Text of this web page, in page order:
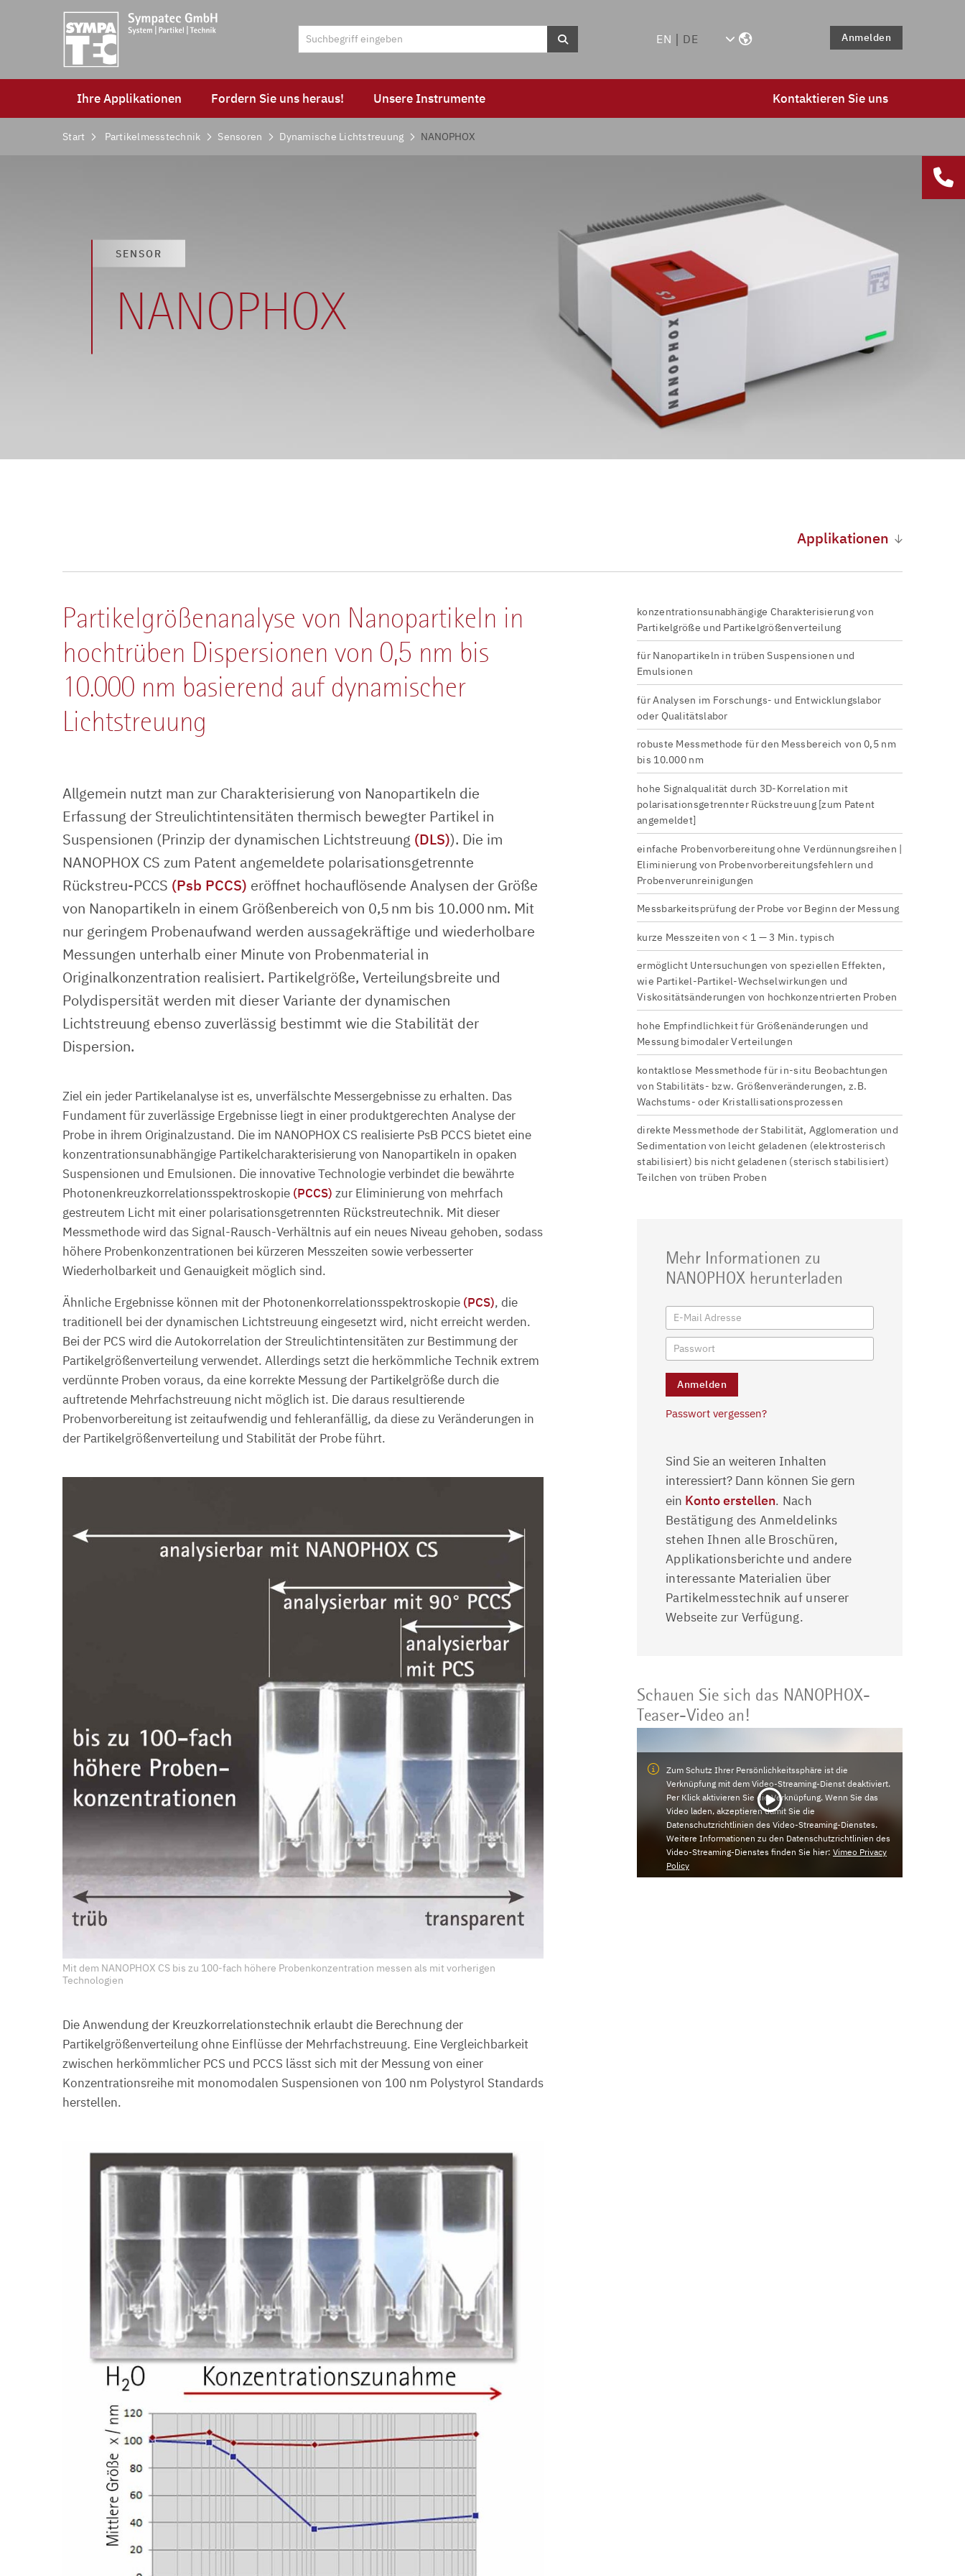
EN DE Anmelden
Ihre Applikationen Fordern Sie uns heraus! Unsere Instrumente Kontaktieren Sie uns
Start Partikelmesstechnik Sensoren Dynamische Lichtstreuung NANOPHOX
SENSOR
NANOPHOX
Applikationen
Partikelgrößenanalyse von Nanopartikeln in
hochtrüben Dispersionen von 0,5 nm bis
10.000 nm basierend auf dynamischer
Lichtstreuung
Allgemein nutzt man zur Charakterisierung von Nanopartikeln die
Erfassung der Streulichtintensitäten thermisch bewegter Partikel in
Suspensionen (Prinzip der dynamischen Lichtstreuung (DLS)). Die im
NANOPHOX CS zum Patent angemeldete polarisationsgetrennte
Rückstreu-PCCS (Psb PCCS) eröffnet hochauflösende Analysen der Größe
von Nanopartikeln in einem Größenbereich von 0,5 nm bis 10.000 nm. Mit
nur geringem Probenaufwand werden aussagekräftige und wiederholbare
Messungen unterhalb einer Minute von Probenmaterial in
Originalkonzentration realisiert. Partikelgröße, Verteilungsbreite und
Polydispersität werden mit dieser Variante der dynamischen
Lichtstreuung ebenso zuverlässig bestimmt wie die Stabilität der
Dispersion.
Ziel ein jeder Partikelanalyse ist es, unverfälschte Messergebnisse zu erhalten. Das
Fundament für zuverlässige Ergebnisse liegt in einer produktgerechten Analyse der
Probe in ihrem Originalzustand. Die im NANOPHOX CS realisierte PsB PCCS bietet eine
konzentrationsunabhängige Partikelcharakterisierung von Nanopartikeln in opaken
Suspensionen und Emulsionen. Die innovative Technologie verbindet die bewährte
Photonenkreuzkorrelationsspektroskopie (PCCS) zur Eliminierung von mehrfach
gestreutem Licht mit einer polarisationsgetrennten Rückstreutechnik. Mit dieser
Messmethode wird das Signal-Rausch-Verhältnis auf ein neues Niveau gehoben, sodass
höhere Probenkonzentrationen bei kürzeren Messzeiten sowie verbesserter
Wiederholbarkeit und Genauigkeit möglich sind.
Ähnliche Ergebnisse können mit der Photonenkorrelationsspektroskopie (PCS), die
traditionell bei der dynamischen Lichtstreuung eingesetzt wird, nicht erreicht werden.
Bei der PCS wird die Autokorrelation der Streulichtintensitäten zur Bestimmung der
Partikelgrößenverteilung verwendet. Allerdings setzt die herkömmliche Technik extrem
verdünnte Proben voraus, da eine korrekte Messung der Partikelgröße durch die
auftretende Mehrfachstreuung nicht möglich ist. Die daraus resultierende
Probenvorbereitung ist zeitaufwendig und fehleranfällig, da diese zu Veränderungen in
der Partikelgrößenverteilung und Stabilität der Probe führt.
Mit dem NANOPHOX CS bis zu 100-fach höhere Probenkonzentration messen als mit vorherigen
Technologien
Die Anwendung der Kreuzkorrelationstechnik erlaubt die Berechnung der
Partikelgrößenverteilung ohne Einflüsse der Mehrfachstreuung. Eine Vergleichbarkeit
zwischen herkömmlicher PCS und PCCS lässt sich mit der Messung von einer
Konzentrationsreihe mit monomodalen Suspensionen von 100 nm Polystyrol Standards
herstellen.
konzentrationsunabhängige Charakterisierung von
Partikelgröße und Partikelgrößenverteilung
für Nanopartikeln in trüben Suspensionen und
Emulsionen
für Analysen im Forschungs- und Entwicklungslabor
oder Qualitätslabor
robuste Messmethode für den Messbereich von 0,5 nm
bis 10.000 nm
hohe Signalqualität durch 3D-Korrelation mit
polarisationsgetrennter Rückstreuung [zum Patent
angemeldet]
einfache Probenvorbereitung ohne Verdünnungsreihen |
Eliminierung von Probenvorbereitungsfehlern und
Probenverunreinigungen
Messbarkeitsprüfung der Probe vor Beginn der Messung
kurze Messzeiten von < 1 — 3 Min. typisch
ermöglicht Untersuchungen von speziellen Effekten,
wie Partikel-Partikel-Wechselwirkungen und
Viskositätsänderungen von hochkonzentrierten Proben
hohe Empfindlichkeit für Größenänderungen und
Messung bimodaler Verteilungen
kontaktlose Messmethode für in-situ Beobachtungen
von Stabilitäts- bzw. Größenveränderungen, z.B.
Wachstums- oder Kristallisationsprozessen
direkte Messmethode der Stabilität, Agglomeration und
Sedimentation von leicht geladenen (elektrosterisch
stabilisiert) bis nicht geladenen (sterisch stabilisiert)
Teilchen von trüben Proben
Mehr Informationen zu
NANOPHOX herunterladen
Passwort vergessen?
Sind Sie an weiteren Inhalten
interessiert? Dann können Sie gern
ein Konto erstellen. Nach
Bestätigung des Anmeldelinks
stehen Ihnen alle Broschüren,
Applikationsberichte und andere
interessante Materialien über
Partikelmesstechnik auf unserer
Webseite zur Verfügung.
Schauen Sie sich das NANOPHOX-
Teaser-Video an!
Zum Schutz Ihrer Persönlichkeitssphäre ist die
Verknüpfung mit dem Video-Streaming-Dienst deaktiviert.
Per Klick aktivieren Sie die Verknüpfung. Wenn Sie das
Video laden, akzeptieren damit Sie die
Datenschutzrichtlinien des Video-Streaming-Dienstes.
Weitere Informationen zu den Datenschutzrichtlinien des
Video-Streaming-Dienstes finden Sie hier: Vimeo Privacy
Policy